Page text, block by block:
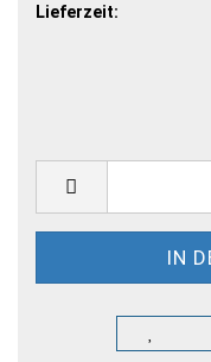
Lieferzeit: